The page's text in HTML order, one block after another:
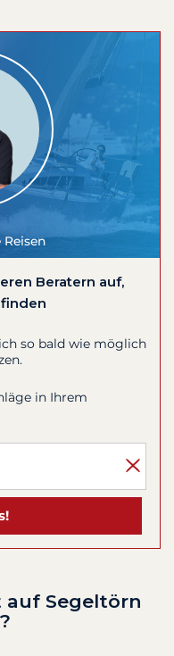
Beratern auf,
so bald wie möglich
in Ihrem
Segeltörn